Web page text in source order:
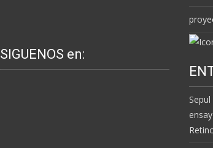
SIGUENOS en: